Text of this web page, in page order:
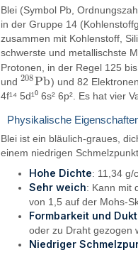
Blei (Symbol Pb,
in der Gruppe 14
zusammen mit Kohlenstoff,
schwerste und metallischste
Protonen, in der Regel 125
und208Pb
208Pb) und 82
4f¹⁴ 5d¹⁰ 6s² 6p². Es hat vier
Physikalische
Blei ist ein bläulich-graues,
einem niedrigen Schmelzpunkt.
Hohe Dichte: 11,34 g/
Sehr weich: Kann mit
von 1,5 auf der Mohs-
Formbarkeit und
oder zu Draht gezogen
Niedriger